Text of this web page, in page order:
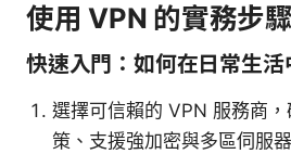
使用 VPN 的實務步
快速入門：如何在日常生
選擇可信賴的 VPN 服務商
策、支援強加密與多區伺服器